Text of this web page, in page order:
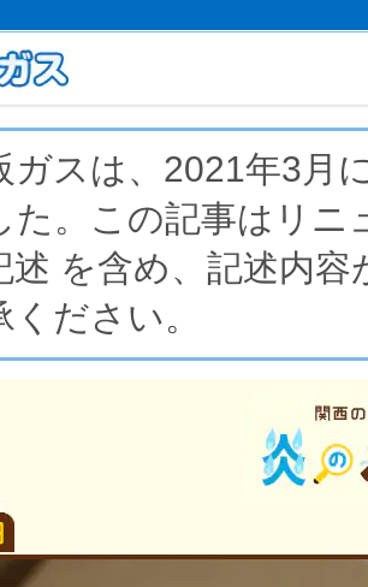
ガスは、2021年3月
た。この記事はリ
述 を含め、記述内
ださい。